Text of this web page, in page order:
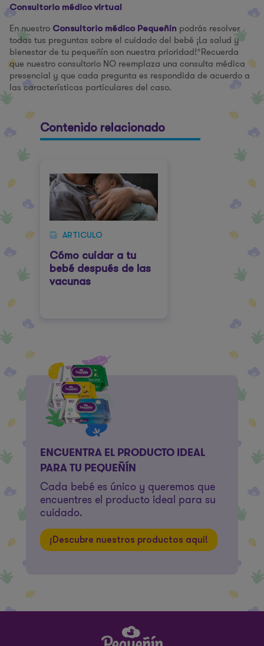
Consultorio médico virtual
En nuestro Consultorio médico Pequeñín podrás resolver
todas tus preguntas sobre el cuidado del bebé ¡La salud y
bienestar de tu pequeñín son nuestra prioridad!*Recuerda
que nuestro consultorio NO reemplaza una consulta médica
presencial y que cada pregunta es respondida de acuerdo a
las características particulares del caso.
Contenido relacionado
ARTICULO
Cómo cuidar a tu
bebé después de las
vacunas
ENCUENTRA EL PRODUCTO IDEAL
PARA TU PEQUEÑÍN
Cada bebé es único y queremos que
encuentres el producto ideal para su
cuidado.
¡Descubre nuestros productos aquí!